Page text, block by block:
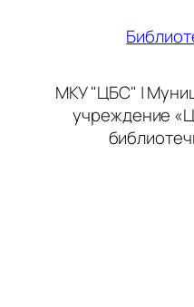
МКУ "ЦБС" |
учреждение